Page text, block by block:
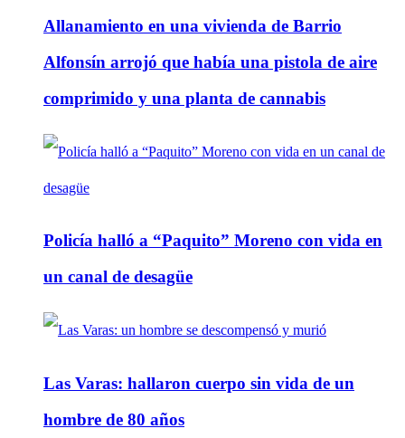
Allanamiento en una vivienda de Barrio
Alfonsín arrojó que había una pistola de aire
comprimido y una planta de cannabis
Policía halló a “Paquito” Moreno con vida en
un canal de desagüe
Las Varas: hallaron cuerpo sin vida de un
hombre de 80 años